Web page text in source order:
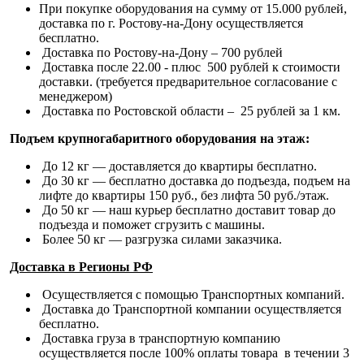
При покупке оборудования на сумму от 15.000 рублей,
доставка по г. Ростову-на-Дону осуществляется
бесплатно.
Доставка по Ростову-на-Дону – 700 рублей
Доставка после 22.00 - плюс 500 рублей к стоимости
доставки. (требуется предварительное согласование с
менеджером)
Доставка по Ростовской области – 25 рублей за 1 км.
Подъем крупногабаритного оборудования на этаж:
До 12 кг — доставляется до квартиры бесплатно.
До 30 кг — бесплатно доставка до подъезда, подъем на
лифте до квартиры 150 руб., без лифта 50 руб./этаж.
До 50 кг — наш курьер бесплатно доставит товар до
подъезда и поможет сгрузить с машины.
Более 50 кг — разгрузка силами заказчика.
Доставка в Регионы РФ
Осуществляется с помощью Транспортных компаний.
Доставка до Транспортной компании осуществляется
бесплатно.
Доставка груза в транспортную компанию
осуществляется после 100% оплаты товара в течении 3